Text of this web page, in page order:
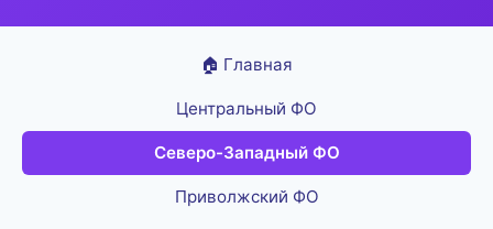
🏠 Главная
Центральный ФО
Северо-Западный ФО
Приволжский ФО